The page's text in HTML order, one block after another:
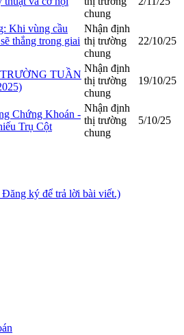
chung
Khi vùng cầu
thắng trong giai
Nhận định
thị trường
chung
22/10/25
TUẦN
Nhận định
thị trường
chung
19/10/25
Chứng Khoán -
Trụ Cột
Nhận định
thị trường
chung
5/10/25
ký để trả lời bài viết.)